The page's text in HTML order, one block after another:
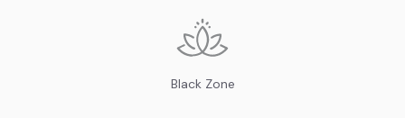
Black Zone